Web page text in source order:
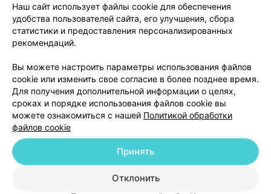
Вакансии
Партнеры
Написать руководителю 103.by
Обработка персональных данных
© 2026 ООО «Артокс Лаб», УНП 191700409
| 220012, Республика Беларусь,
Служба поддержки +375 291212755
Наш сайт использует файлы cookie для обеспечения
удобства пользователей сайта, его улучшения, сбора
статистики и предоставления персонализированных
рекомендаций.
Вы можете настроить параметры использования файлов
cookie или изменить свое согласие в более позднее время.
Для получения дополнительной информации о целях,
сроках и порядке использования файлов cookie вы
можете ознакомиться с нашей Политикой обработки
файлов cookie
Отклонить
Принять